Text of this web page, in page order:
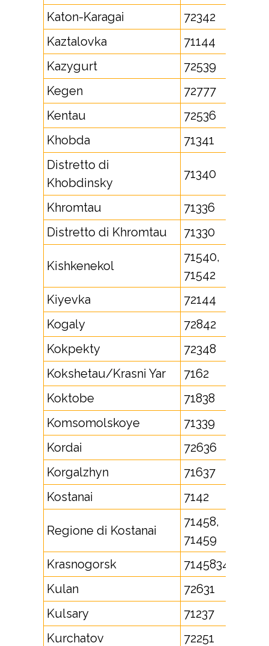
Katon-Karagai
72342
Kaztalovka
71144
Kazygurt
72539
Kegen
72777
Kentau
72536
Khobda
71341
Distretto di
Khobdinsky
71340
Khromtau
71336
Distretto di Khromtau
71330
Kishkenekol
71540,
71542
Kiyevka
72144
Kogaly
72842
Kokpekty
72348
Kokshetau/Krasni Yar
7162
Koktobe
71838
Komsomolskoye
71339
Kordai
72636
Korgalzhyn
71637
Kostanai
7142
Regione di Kostanai
71458,
71459
Krasnogorsk
7145834
Kulan
72631
Kulsary
71237
Kurchatov
72251